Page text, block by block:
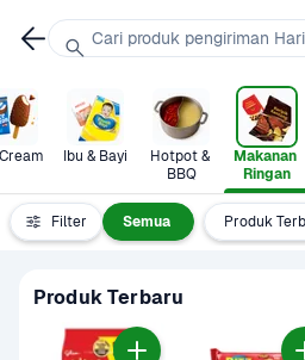
Ibu & Bayi
Hotpot &
BBQ
Makanan
Ringan
Filter Semua Produk
Produk Terbaru
Cari produk pengiriman Hari